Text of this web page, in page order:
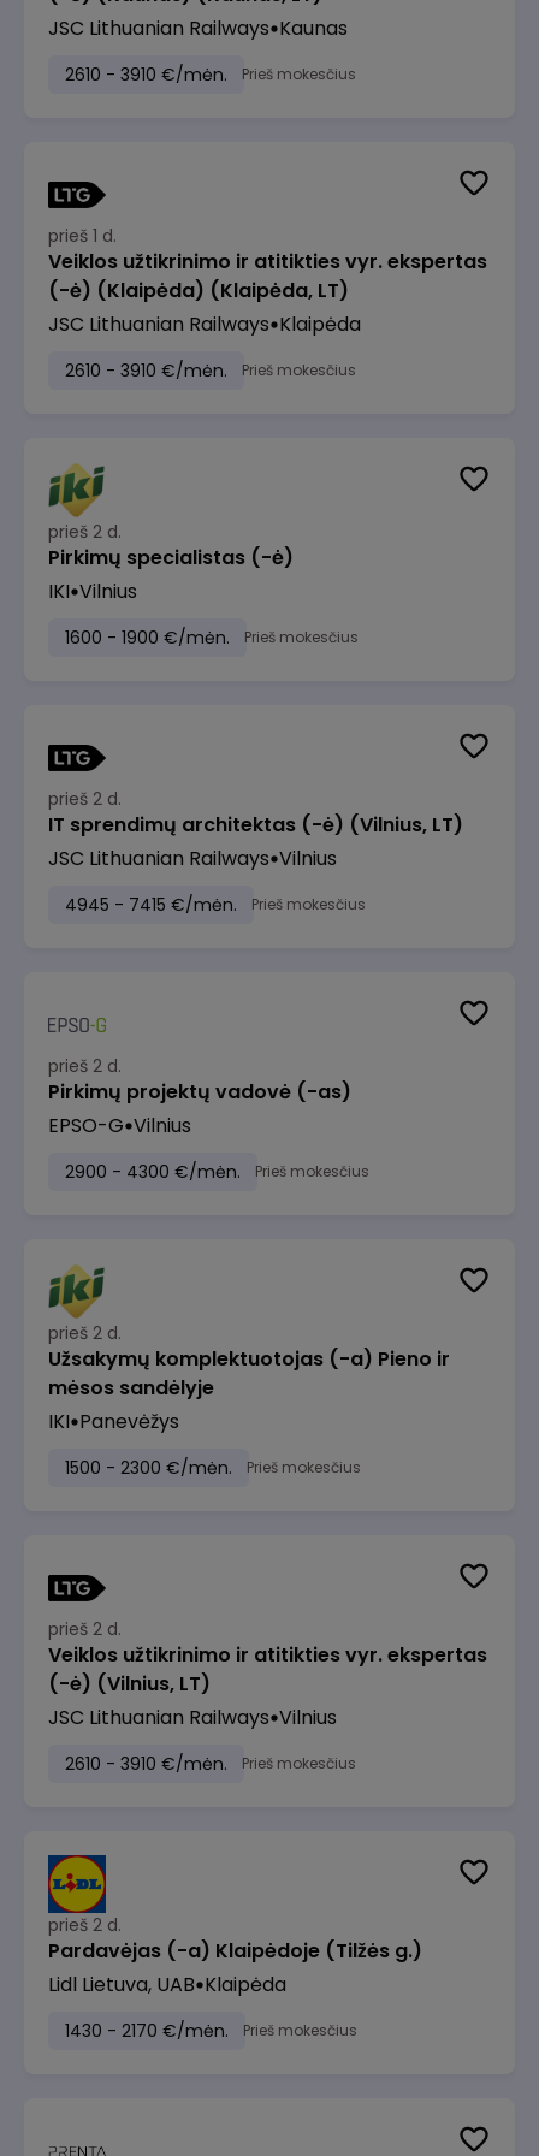
JSC Lithuanian Railways Kaunas
2610 - 3910 €/mėn. Prieš mokesčius
prieš 1 d.
Veiklos užtikrinimo ir atitikties vyr. ekspertas
(-ė) (Klaipėda) (Klaipėda, LT)
JSC Lithuanian Railways Klaipėda
2610 - 3910 €/mėn. Prieš mokesčius
prieš 2 d.
Pirkimų specialistas (-ė)
IKI Vilnius
1600 - 1900 €/mėn. Prieš mokesčius
prieš 2 d.
IT sprendimų architektas (-ė) (Vilnius, LT)
JSC Lithuanian Railways Vilnius
4945 - 7415 €/mėn. Prieš mokesčius
prieš 2 d.
Pirkimų projektų vadovė (-as)
EPSO-G Vilnius
2900 - 4300 €/mėn. Prieš mokesčius
prieš 2 d.
Užsakymų komplektuotojas (-a) Pieno ir
mėsos sandėlyje
IKI Panevėžys
1500 - 2300 €/mėn. Prieš mokesčius
prieš 2 d.
Veiklos užtikrinimo ir atitikties vyr. ekspertas
(-ė) (Vilnius, LT)
JSC Lithuanian Railways Vilnius
2610 - 3910 €/mėn. Prieš mokesčius
prieš 2 d.
Pardavėjas (-a) Klaipėdoje (Tilžės g.)
Lidl Lietuva, UAB Klaipėda
1430 - 2170 €/mėn. Prieš mokesčius